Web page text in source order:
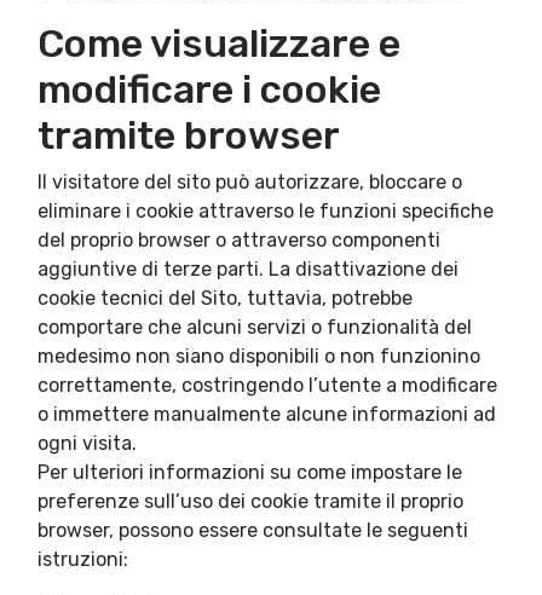
Come visualizzare e
modificare i cookie
tramite browser
Il visitatore del sito può autorizzare, bloccare o
eliminare i cookie attraverso le funzioni specifiche
del proprio browser o attraverso componenti
aggiuntive di terze parti. La disattivazione dei
cookie tecnici del Sito, tuttavia, potrebbe
comportare che alcuni servizi o funzionalità del
medesimo non siano disponibili o non funzionino
correttamente, costringendo l’utente a modificare
o immettere manualmente alcune informazioni ad
ogni visita.
Per ulteriori informazioni su come impostare le
preferenze sull’uso dei cookie tramite il proprio
browser, possono essere consultate le seguenti
istruzioni: